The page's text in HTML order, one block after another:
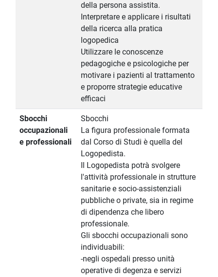
della persona assistita.
Interpretare e applicare i risultati
della ricerca alla pratica
logopedica
Utilizzare le conoscenze
pedagogiche e psicologiche per
motivare i pazienti al trattamento
e proporre strategie educative
efficaci
Sbocchi
occupazionali
e professionali
Sbocchi
La figura professionale formata
dal Corso di Studi è quella del
Logopedista.
Il Logopedista potrà svolgere
l'attività professionale in strutture
sanitarie e socio-assistenziali
pubbliche o private, sia in regime
di dipendenza che libero
professionale.
Gli sbocchi occupazionali sono
individuabili:
-negli ospedali presso unità
operative di degenza e servizi